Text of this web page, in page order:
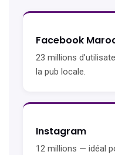
Facebook
23 millions
la pub locale.
Instagram
12 millions — idéal